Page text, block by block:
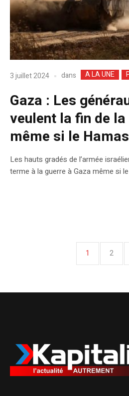
3 juillet 2024 dans A LA UNE
Gaza : Les
veulent la fin de
même si le
Les hauts gradés de l’armée
terme à la guerre à Gaza même si
1 2